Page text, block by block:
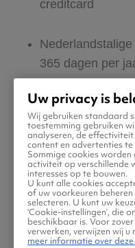
creditcard
365 dagen per
Zeker van veilig
Boek ook direct
Vliegtickets.be
Gratis tips,
aanbiedingen
Matruh
Uw privacy is
Wij gebruiken standaard
toestemming gebruiken
analyseren, de
content en advertenties te
Sommige cookies
activiteit op verschillende
interesses op te bouwen.
U kunt alle cookies
of uw voorkeuren
selecteren. U kunt uw
‘Cookie-instellingen’, die
beschikbaar is. Voor
verwerken, verwijzen wij u
meer informatie over